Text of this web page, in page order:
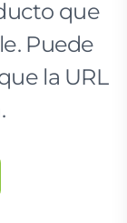
que
Puede
la URL